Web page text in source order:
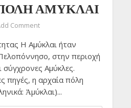
ΑΜΥΚΛΑΙ
Comment
Η Αμύκλαι ήταν
στην περιοχή
σύγχρονες Αμύκλες.
πηγές, η αρχαία πόλη
Ἀμύκλαι)...